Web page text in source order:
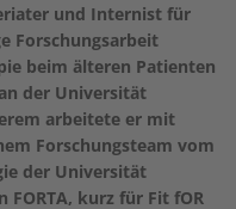
und Internist für
Forschungsarbeit
beim älteren Patienten
der Universität
arbeitete er mit
Forschungsteam vom
der Universität
kurz für Fit fOR